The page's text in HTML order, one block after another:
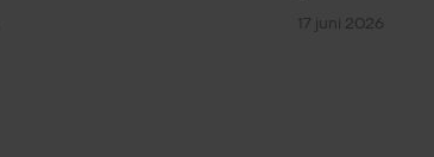
17 juni 2026